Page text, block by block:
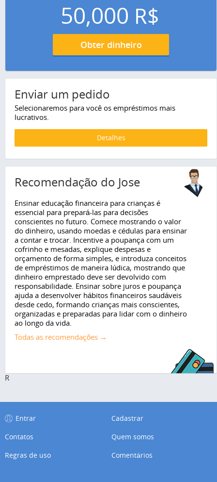
50,000 R$
Obter dinheiro
Enviar um pedido
Selecionaremos para você os empréstimos mais
lucrativos.
Detalhes
Recomendação do Jose
Ensinar educação financeira para crianças é
essencial para prepará-las para decisões
conscientes no futuro. Comece mostrando o valor
do dinheiro, usando moedas e cédulas para ensinar
a contar e trocar. Incentive a poupança com um
cofrinho e mesadas, explique despesas e
orçamento de forma simples, e introduza conceitos
de empréstimos de maneira lúdica, mostrando que
dinheiro emprestado deve ser devolvido com
responsabilidade. Ensinar sobre juros e poupança
ajuda a desenvolver hábitos financeiros saudáveis
desde cedo, formando crianças mais conscientes,
organizadas e preparadas para lidar com o dinheiro
ao longo da vida.
Todas as recomendações →
R
Entrar
Cadastrar
Contatos
Quem somos
Regras de uso
Comentários